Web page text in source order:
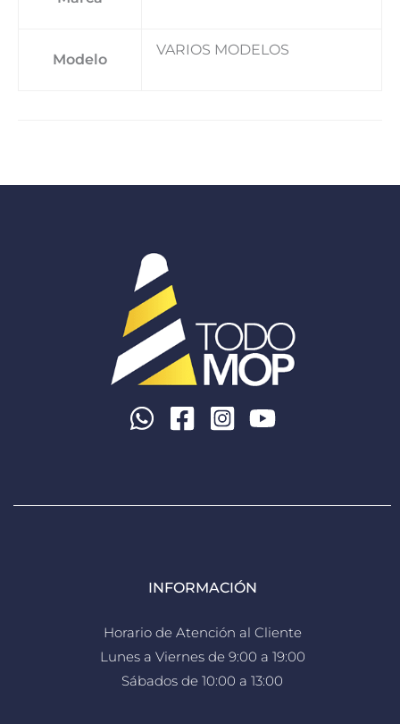
Modelo
VARIOS MODELOS
INFORMACIÓN
Horario de Atención al Cliente
Lunes a Viernes de 9:00 a 19:00
Sábados de 10:00 a 13:00